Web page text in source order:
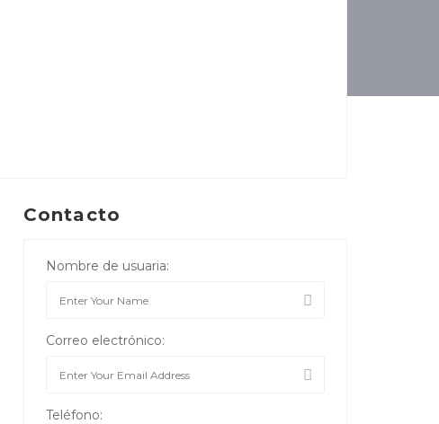
Contacto
Nombre de usuaria:
Correo electrónico:
Teléfono: